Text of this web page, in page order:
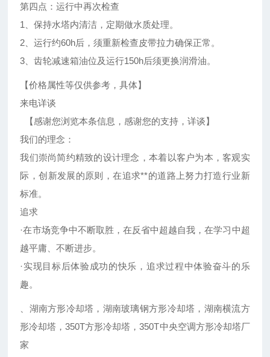
第四点：运行中再次检查
1、保持水塔内清洁，定期做水质处理。
2、运行约60h后，须重新检查皮带拉力确保正常。
3、齿轮减速箱油位及运行150h后须更换润滑油。
【价格属性等仅供参考，具体】
来电详谈
【感谢您浏览本条信息，感谢您的支持，详谈】
我们的理念：
我们崇尚简约精致的设计理念，本着以客户为本，客观实
际，创新发展的原则，在追求**的道路上努力打造行业新
标准。
追求
·在市场竞争中不断取胜，在反省中超越自我，在学习中超
越平庸、不断进步。
·实现目标后体验成功的快乐，追求过程中体验奋斗的乐
趣。
、湖南方形冷却塔，湖南玻璃钢方形冷却塔，湖南横流方
形冷却塔，350T方形冷却塔，350T中央空调方形冷却塔厂
家